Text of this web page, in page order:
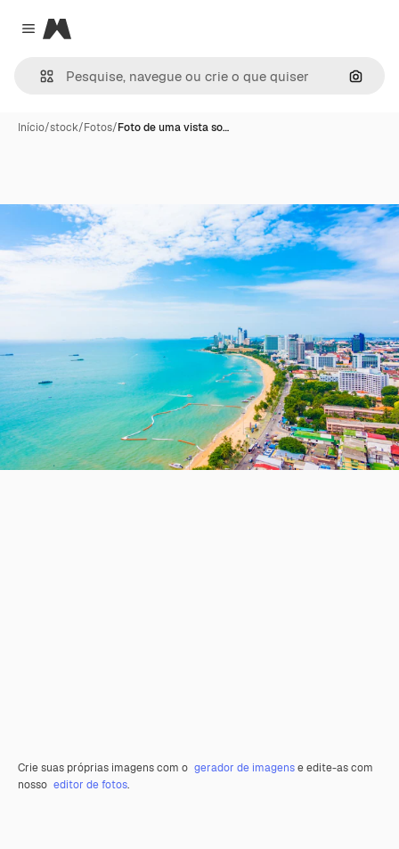
Close menu
Magnific
Início/stock/Fotos/Foto de uma vista so…
Crie suas próprias imagens com o gerador de imagense edite-as com
nosso editor de fotos.